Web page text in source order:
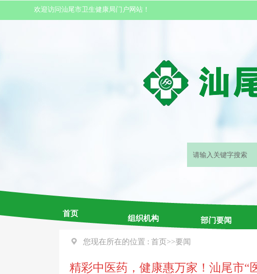
欢迎访问汕尾市卫生健康局门户网站！
首页
组织机构 部门要闻
您现在所在的位置 : 首页>>要闻
精彩中医药，健康惠万家！汕尾市“